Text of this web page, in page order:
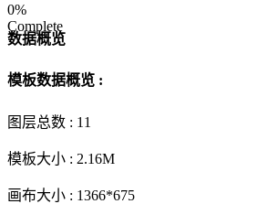
0%
Complete
数据概览
模板数据概览 :
图层总数 : 11
模板大小 : 2.16M
画布大小 : 1366*675